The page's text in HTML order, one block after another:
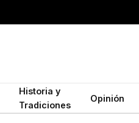
Historia y
Tradiciones
Opinión